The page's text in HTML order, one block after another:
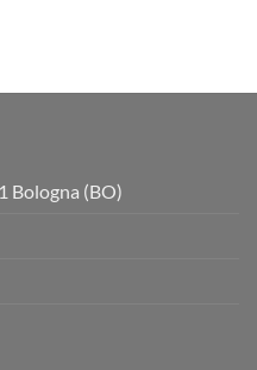
Bologna (BO)